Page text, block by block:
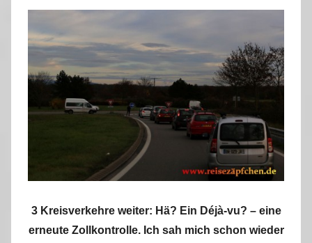
3 Kreisverkehre weiter: Hä? Ein Déjà-vu? –eine
erneute Zollkontrolle. Ich sah mich schon wieder